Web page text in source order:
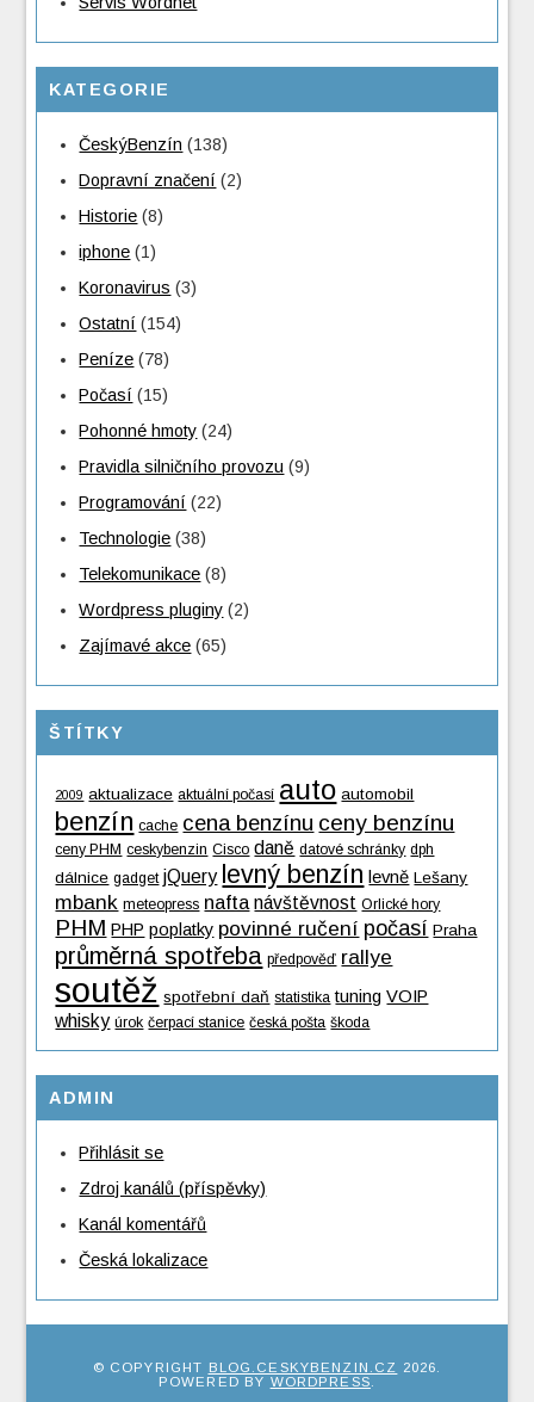
KATEGORIE
ČeskýBenzín (138)
Dopravní značení (2)
Historie (8)
iphone (1)
Koronavirus (3)
Ostatní (154)
Peníze (78)
Počasí (15)
Pohonné hmoty (24)
Pravidla silničního provozu (9)
Programování (22)
Technologie (38)
Telekomunikace (8)
Wordpress pluginy (2)
Zajímavé akce (65)
ŠTÍTKY
2009 aktualizace aktuální počasí auto automobil
benzín cache cena benzínu ceny benzínu
ceny PHM ceskybenzin Cisco daně datové schránky dph
dálnice gadget jQuery levný benzín levně Lešany
mbank meteopress nafta návštěvnost Orlické hory
PHM PHP poplatky povinné ručení počasí Praha
průměrná spotřeba předpověď rallye
soutěž spotřební daň statistika tuning VOIP
whisky úrok čerpací stanice česká pošta škoda
ADMIN
Přihlásit se
Zdroj kanálů (příspěvky)
Kanál komentářů
Česká lokalizace
© COPYRIGHT BLOG.CESKYBENZIN.CZ 2026
POWERED BY WORDPRESS